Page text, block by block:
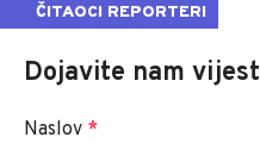
ČITAOCI REPORTERI
Dojavite nam vijest
Naslov *